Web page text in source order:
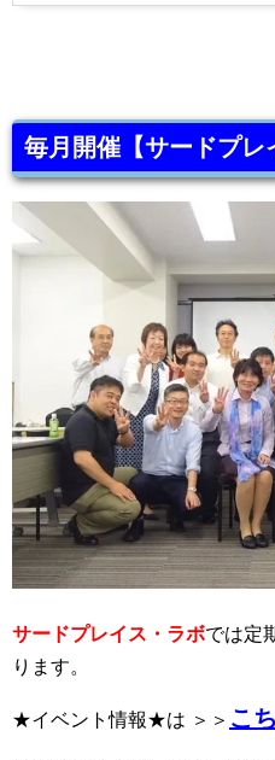
毎月開催【サードプレ
サードプレイス・ラボでは定
ります。
★イベント情報★は ＞＞ こ